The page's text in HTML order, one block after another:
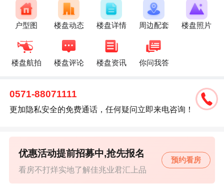
户型图 楼盘动态 楼盘详情 周边配套 楼盘照片
楼盘航拍 楼盘评论 楼盘资讯 你问我答
0571-88071111
更加隐私安全的免费通话，任何疑问立即来电咨询！
看房不打烊实地了解佳兆业君汇上品
优惠活动提前招募中,抢先报名
预约看房